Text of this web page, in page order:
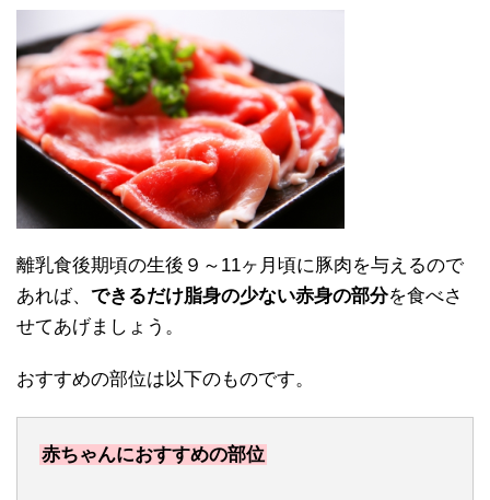
離乳食後期頃の生後９～11ヶ月頃に豚肉を与えるので
あれば、 できるだけ脂身の少ない赤身の部分を食べさ
せてあげましょう。
おすすめの部位は以下のものです。
赤ちゃんにおすすめの部位